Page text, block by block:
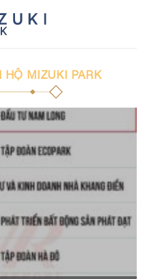
HỘ MIZUKI PARK